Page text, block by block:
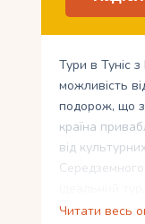
Тури в Туніс
можливість
подорож, що
країна
від
та бажання.
Читати весь